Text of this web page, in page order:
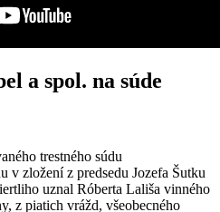
a spol. na súde
trestného súdu
v zložení z predsedu Jozefa Šutku
uznal Róberta Lališa vinného
z piatich vrážd, všeobecného